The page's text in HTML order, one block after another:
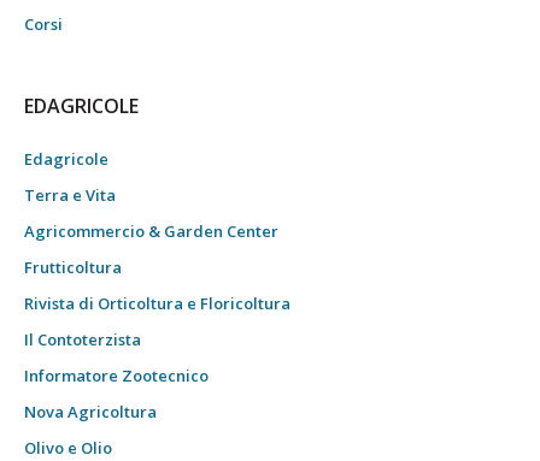
Corsi
EDAGRICOLE
Edagricole
Terra e Vita
Agricommercio & Garden Center
Frutticoltura
Rivista di Orticoltura e Floricoltura
Il Contoterzista
Informatore Zootecnico
Nova Agricoltura
Olivo e Olio